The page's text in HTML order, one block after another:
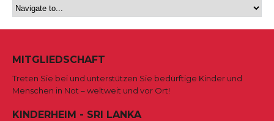
MITGLIEDSCHAFT
Treten Sie bei und unterstützen Sie bedürftige Kinder und
Menschen in Not – weltweit und vor Ort!
KINDERHEIM - SRI LANKA